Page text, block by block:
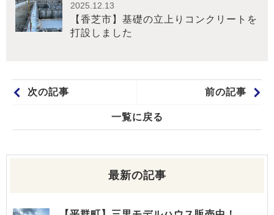
2025.12.13
【香芝市】基礎の立上りコンクリートを
打設しました
次の記事 前の記事
一覧に戻る
最新の記事